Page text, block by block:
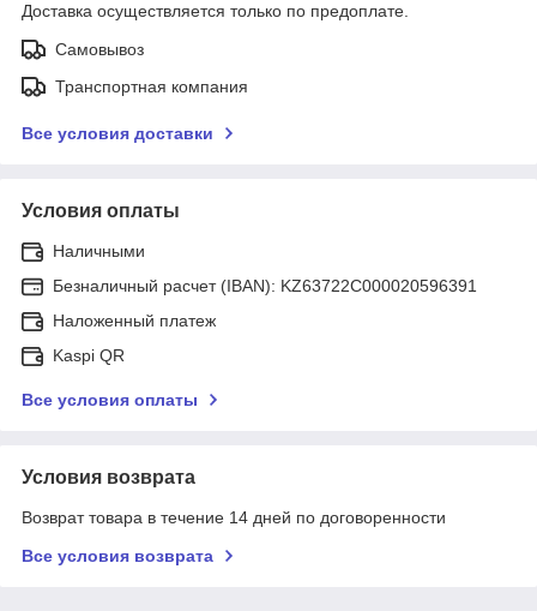
Доставка осуществляется только по предоплате.
Самовывоз
Транспортная компания
Все условия доставки
Условия оплаты
Наличными
Безналичный расчет (IBAN): KZ63722C000020596391
Наложенный платеж
Kaspi QR
Все условия оплаты
Условия возврата
Возврат товара в течение 14 дней по договоренности
Все условия возврата